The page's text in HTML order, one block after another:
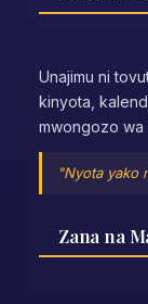
Unajimu ni
kinyota,
mwongozo wa
"Nyota yako
Zana na